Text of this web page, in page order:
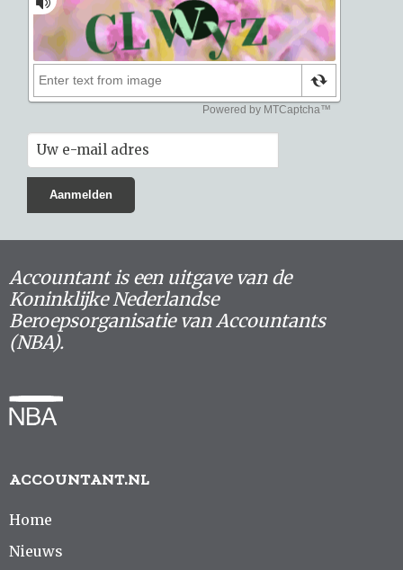
Accountant is een uitgave van de
Koninklijke Nederlandse
Beroepsorganisatie van Accountants
(NBA).
ACCOUNTANT.NL
Home
Nieuws